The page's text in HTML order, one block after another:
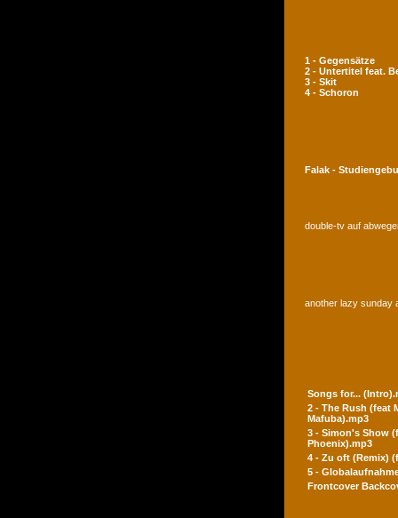
1 - Gegensätze
2 - Untertitel feat.
3 - Skit
4 - Schoron
Falak -
double-tv auf
another lazy sunday
Songs for...
2 - The Rush (feat
Mafuba).mp3
3 - Simon's Show
Phoenix).mp3
4 - Zu oft (Remix)
5 -
Frontcover